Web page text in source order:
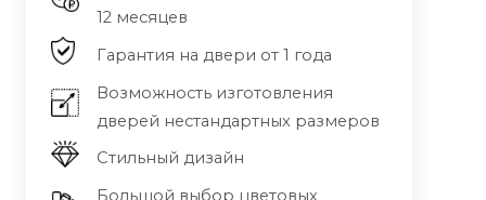
12 месяцев
Гарантия на двери от 1 года
Возможность изготовления
дверей нестандартных размеров
Стильный дизайн
Большой выбор цветовых